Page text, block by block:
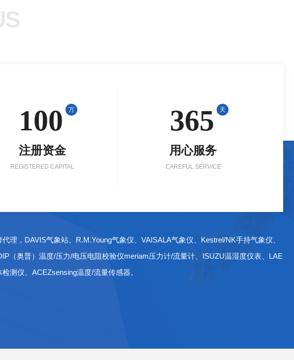
100 万
注册资金
REGISTERED CAPITAL
365 天
用心服务
CAREFUL SERVICE
，DAVIS气象站、R.M.Young气象仪、VAISALA气象仪、Kestrel/NK手持气象仪、
（奥普）温度/压力/电压电阻校验仪meriam压力计/流量计、ISUZU温湿度仪表、LAE
测仪、ACEZsensing温度/流量传感器。